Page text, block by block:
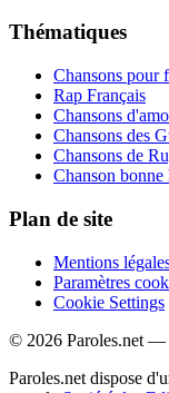
Thématiques
Chansons pour
Rap Français
Chansons
Chansons des
Chansons de
Chanson bonne
Plan de site
Mentions
Paramètres
Cookie Settings
© 2026 Paroles.net —
Paroles.net dispose